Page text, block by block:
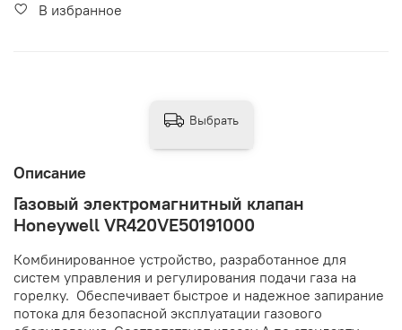
В избранное
Описание
Газовый электромагнитный клапан
Honeywell VR420VE50191000
Комбинированное устройство, разработанное для
систем управления и регулирования подачи газа на
горелку. Обеспечивает быстрое и надежное запирание
потока для безопасной эксплуатации газового
Выбрать